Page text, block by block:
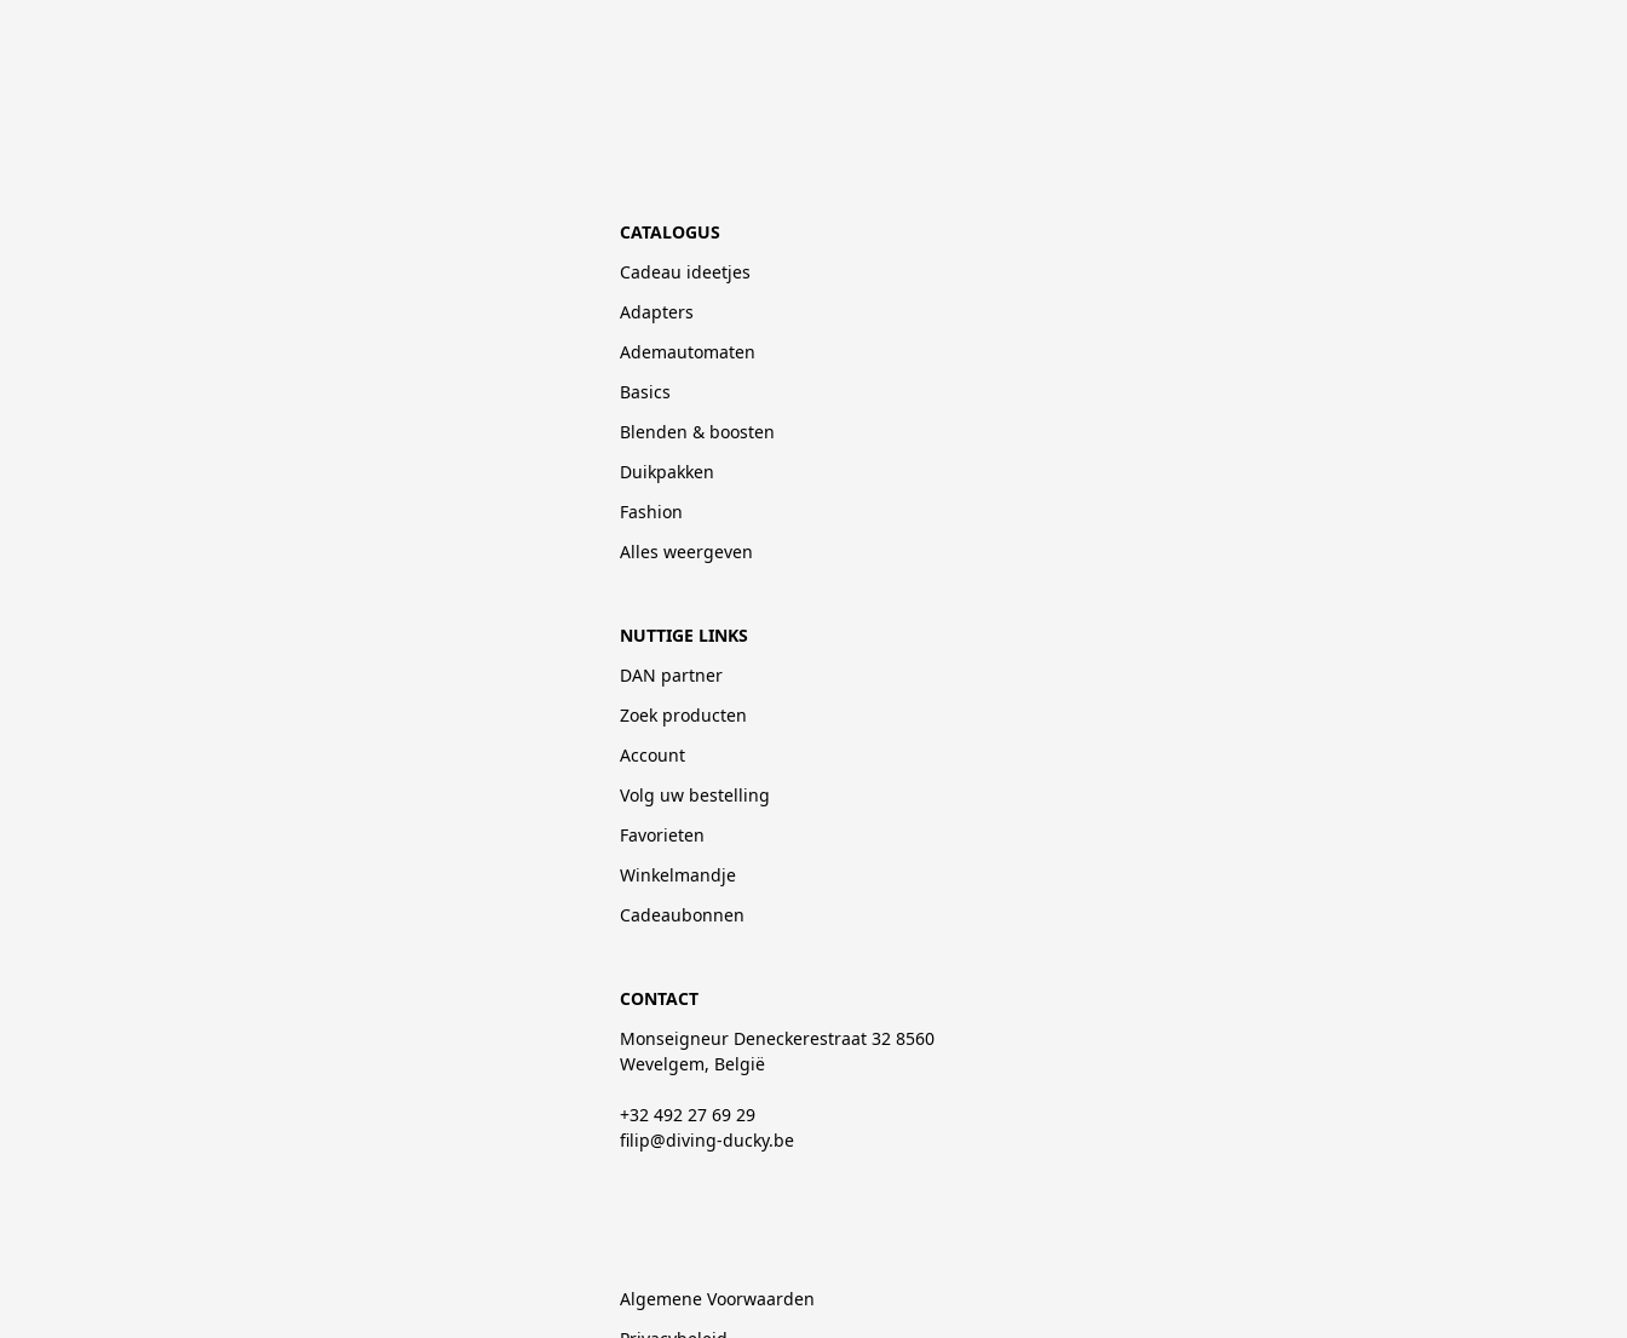
CATALOGUS
Cadeau ideetjes
Adapters
Ademautomaten
Basics
Blenden & boosten
Duikpakken
Fashion
Alles weergeven
NUTTIGE LINKS
DAN partner
Zoek producten
Account
Volg uw bestelling
Favorieten
Winkelmandje
Cadeaubonnen
CONTACT
Monseigneur Deneckerestraat 32 8560
Wevelgem, België
+32 492 27 69 29
filip@diving-ducky.be
Algemene Voorwaarden